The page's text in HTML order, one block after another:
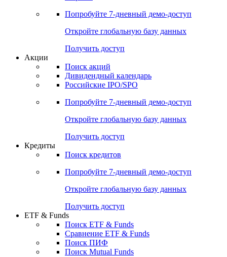
Cbonds Pages
Опросы
Попробуйте7-дневный
Откройте глобальную базу данных
Получить доступ
Поиск акций
Российские IPO/SPO
Попробуйте7-дневный
Откройте глобальную базу данных
Получить доступ
Поиск кредитов
Попробуйте7-дневный
Откройте глобальную базу данных
Получить доступ
ETF & Funds